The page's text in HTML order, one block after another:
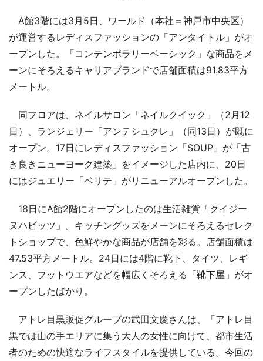
A館3階には3月5日、ワールド（本社＝神戸市中央区）
が運営するレディスファッションの「アンタイトル」がオ
ープンした。「コンテンポラリーベーシック」な商品をメ
ーンにそろえるキャリアブランドで店舗面積は91.83平方
メートル。
同フロアは、ネイルサロン「ネイルクイック」（2月12
日）、ランジェリー「アンテシュクレ」（同13日）が既に
オープン。17日にレディスファッション「SOUP」が「古
き良きニューヨーク建築」をイメージした店内に、20日
にはジュエリー「ベリテ」がリニューアルオープンした。
18日にA館2階にオープンしたのは生活雑貨「クイジー
ヌハビッツ」。キッチングッズをメーンにそろえるセレク
トショップで、色鮮やかな商品が店舗を彩る。店舗面積は
47.53平方メートル。24日には4階に靴下、タイツ、レギ
ンス、フットウエアなどを幅広くそろえる「靴下屋」がオ
ープンしたばかり。
アトレ目黒販促グループの武田文慶さんは、「アトレ目
黒では山の手エリアに集う大人の女性に向けて、都市生活
者のための快適なライフスタイルを提供している。今回の